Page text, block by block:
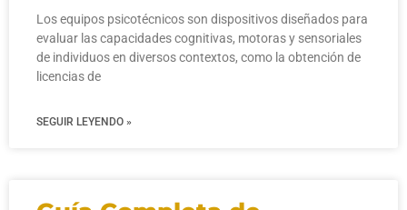
Los equipos psicotécnicos son dispositivos diseñados para
evaluar las capacidades cognitivas, motoras y sensoriales
de individuos en diversos contextos, como la obtención de
licencias de
SEGUIR LEYENDO »